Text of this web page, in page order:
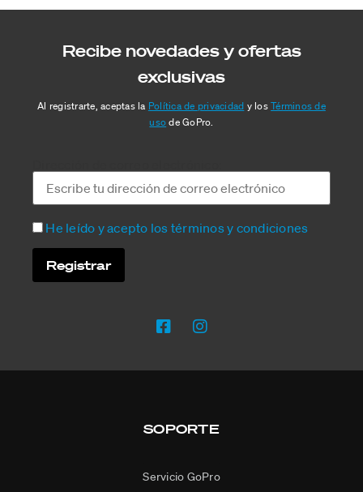
Recibe novedades y ofertas
exclusivas
Al registrarte, aceptas la Política de privacidad y losTérminos de
usode GoPro.
He leído y acepto los términos y condiciones
SOPORTE
Servicio GoPro